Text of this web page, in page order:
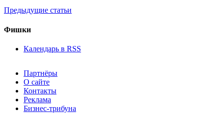
Предыдущие статьи
Фишки
Календарь в RSS
Партнёры
О сайте
Контакты
Реклама
Бизнес-трибуна